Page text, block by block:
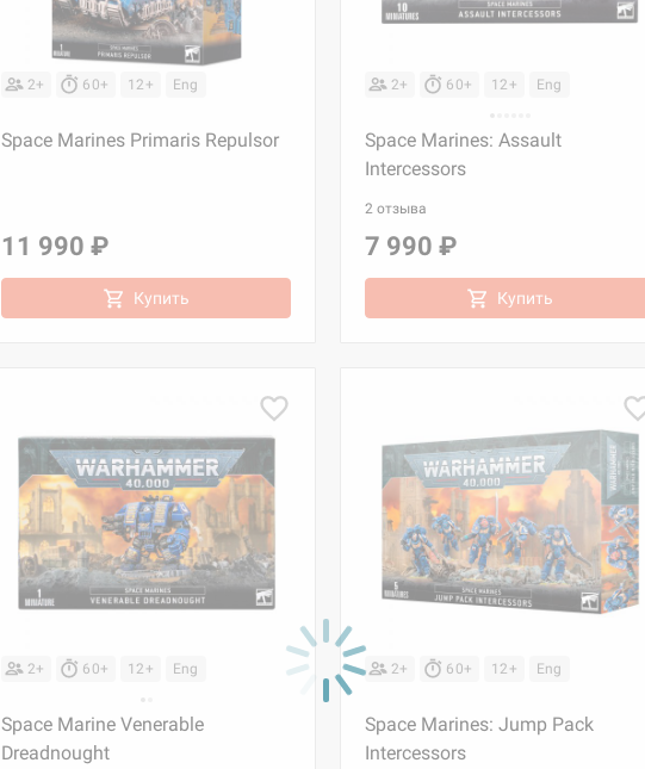
2+ 60+ 12+ Eng
Space Marines Primaris Repulsor
11 990 ₽
Купить
2+ 60+ 12+ Eng
Space Marines: Assault
Intercessors
2 отзыва
7 990 ₽
Купить
2+ 60+ 12+ Eng
Space Marine Venerable
Dreadnought
2+ 60+ 12+ Eng
Space Marines: Jump Pack
Intercessors